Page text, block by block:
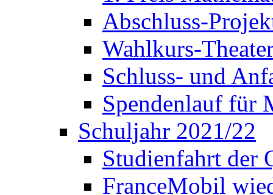
Abschluss-
Wahlkurs-
Schluss- und
Spendenlauf für
Schuljahr 2021/22
Studienfahrt der
FranceMobil